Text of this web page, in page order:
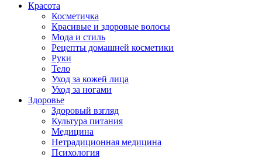
Красота
Косметичка
Красивые и здоровые волосы
Мода и стиль
Рецепты домашней косметики
Руки
Тело
Уход за кожей лица
Уход за ногами
Здоровье
Здоровый взгляд
Культура питания
Медицина
Нетрадиционная медицина
Психология